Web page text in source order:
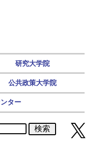
研究大学院
公共政策大学院
ター
検索